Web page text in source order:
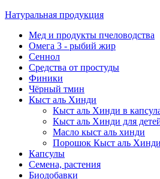
Натуральная продукция
Мед и продукты пчеловодства
Омега 3 - рыбий жир
Сеннол
Средства от простуды
Финики
Чёрный тмин
Кыст аль Хинди
Кыст аль Хинди в
Кыст аль Хинди для
Масло кыст аль хинди
Порошок Кыст аль Хинди
Капсулы
Семена, растения
Биодобавки